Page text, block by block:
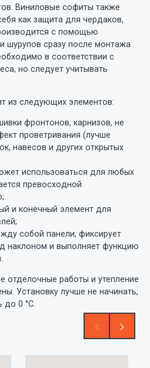
Виниловые софиты также
как защита для чердаков,
с помощью
шурупов сразу после монтажа
в соответствии с
но следует учитывать
из следующих элементов:
фронтонов, карнизов, не
проветривания (лучше
навесов и других открытых
использоваться для любых
превосходной
и конечный элемент для
собой панели, фиксирует
наклоном и выполняет функцию
отделочные работы и утепление
Установку лучше не начинать,
до 0 °С.